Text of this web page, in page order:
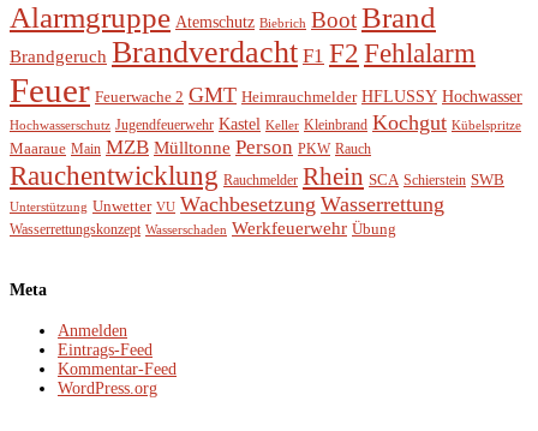
Alarmgruppe Atemschutz Biebrich Boot Brand
Brandgeruch Brandverdacht F1 F2 Fehlalarm
Feuer Feuerwache 2 GMT Heimrauchmelder HFLUSSY Hochwasser
Hochwasserschutz Jugendfeuerwehr Kastel Keller Kleinbrand Kochgut Kübelspritze
Maaraue Main MZB Mülltonne Person PKW Rauch
Rauchentwicklung Rauchmelder Rhein SCA Schierstein SWB
Unterstützung Unwetter VU Wachbesetzung Wasserrettung
Wasserrettungskonzept Wasserschaden Werkfeuerwehr Übung
Meta
Anmelden
Eintrags-Feed
Kommentar-Feed
WordPress.org